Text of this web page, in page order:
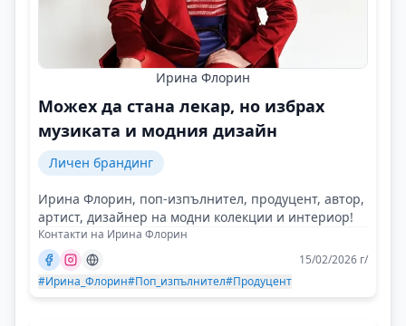
Ирина Флорин
Можех да стана лекар, но избрах
музиката и модния дизайн
Личен брандинг
Ирина Флорин, поп-изпълнител, продуцент, автор,
артист, дизайнер на модни колекции и интериор!
Контакти на Ирина Флорин
15/02/2026 г/
#Ирина_Флорин#Поп_изпълнител#Продуцент